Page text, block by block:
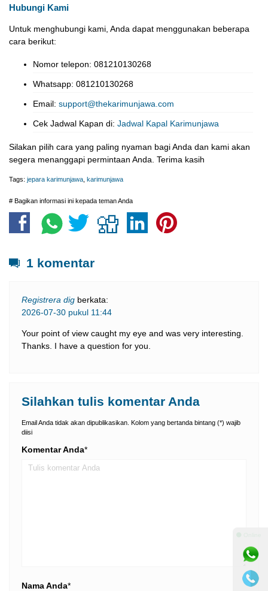
Hubungi Kami
Untuk menghubungi kami, Anda dapat menggunakan beberapa
cara berikut:
Nomor telepon: 081210130268
Whatsapp: 081210130268
Email: support@thekarimunjawa.com
Cek Jadwal Kapan di: Jadwal Kapal Karimunjawa
Silakan pilih cara yang paling nyaman bagi Anda dan kami akan
segera menanggapi permintaan Anda. Terima kasih
Tags: jepara karimunjawa karimunjawa
# Bagikan informasi ini kepada teman Anda
1 komentar
Registrera dig berkata:
2026-07-30 pukul 11:44
Your point of view caught my eye and was very interesting.
Thanks. I have a question for you.
Silahkan tulis komentar Anda
Email Anda tidak akan dipublikasikan. Kolom yang bertanda bintang (*) wajib
diisi
Komentar Anda*
Nama Anda*